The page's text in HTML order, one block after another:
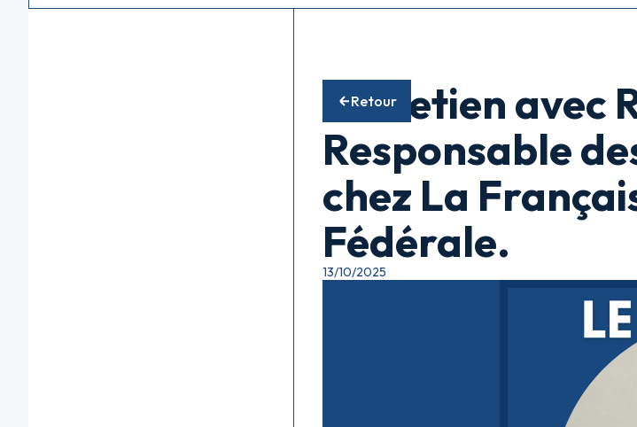
Retour
Entretien avec
Responsable
chez La
Fédérale.
13/10/2025